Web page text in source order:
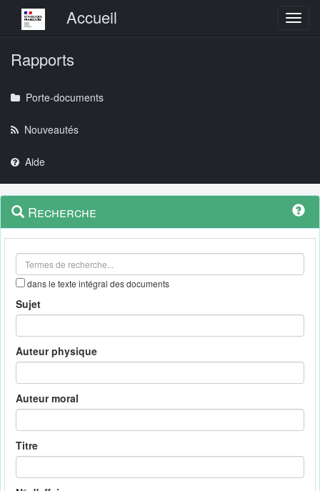
Menu principalAccueil
Rapports
Porte-documents
Nouveautés
Aide
Navigation
outils
Menu
contextuel
Recherche
dans le texte intégral des documents
Sujet
Auteur physique
Auteur moral
Titre